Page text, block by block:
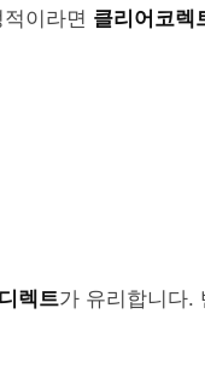
이라면 클리어코렉
렉트가 유리합니다.